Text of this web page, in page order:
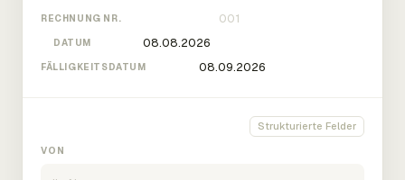
RECHNUNG NR.
DATUM
FÄLLIGKEITSDATUM
Strukturierte Felder
VON